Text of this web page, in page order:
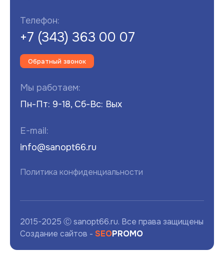
Телефон:
+7 (343) 363 00 07
Обратный звонок
Мы работаем:
Пн-Пт: 9-18, Сб-Вс: Вых
E-mail:
info@sanopt66.ru
Политика конфиденциальности
2015-2025 Ⓒ sanopt66.ru. Все права защищены
Создание сайтов - SEOPROMO